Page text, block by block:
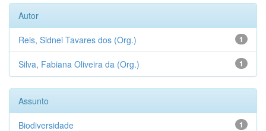
Autor
1
Reis, Sidnei Tavares dos (Org.)
1
Silva, Fabiana Oliveira da (Org.)
Assunto
1
Biodiversidade